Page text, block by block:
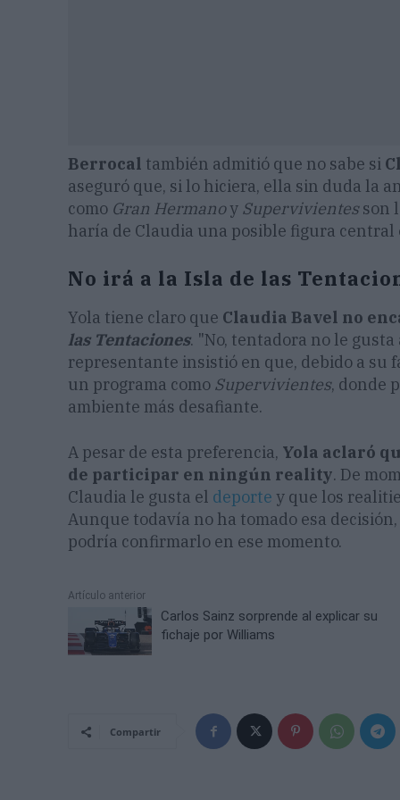
Berrocal también admitió que no sabe si
aseguró que, si lo hiciera, ella sin duda la
como Gran Hermanoy Supervivientesson
haría de Claudia una posible figura central
No irá a la Isla de las
Yola tiene claro que Claudia Bavel no
las Tentaciones. "No, tentadora no le
representante insistió en que, debido a su
un programa como Supervivientes, donde
ambiente más desafiante.
A pesar de esta preferencia, Yola aclaró
de participar en ningún reality. De
Claudia le gusta el deporte y que los
Aunque todavía no ha tomado esa
podría confirmarlo en ese momento.
Artículo anterior
Carlos Sainz sorprende al explicar su
fichaje por Williams
Compartir